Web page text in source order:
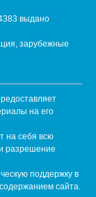
выдано
зарубежные
на его
на себя всю
разрешение
поддержку в
сайта.